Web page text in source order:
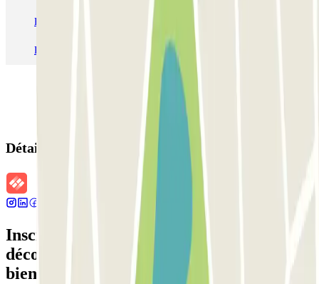
Parking Aéroport Roland Garros La Réunion P4 Longue Durée
Parking Aéroport Barcelone Parking Aéroport Beauvais
Détails de la réservation
Inscrivez-vous à notre newsletter et
découvrez des réductions, des concours et
bien d'autres surprises.